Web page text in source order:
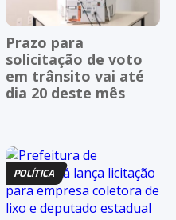
Prazo para
solicitação de voto
em trânsito vai até
dia 20 deste mês
POLÍTICA